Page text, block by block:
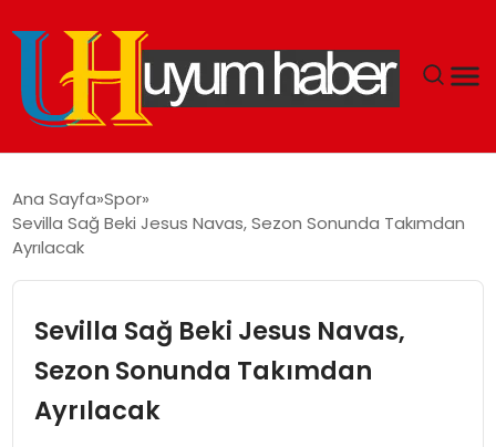
EKONOMI
SPOR
Ana Sayfa Spor
Sevilla Sağ Beki Jesus Navas, Sezon Sonunda Takımdan
Ayrılacak
Sevilla Sağ Beki Jesus Navas,
Sezon Sonunda Takımdan
Ayrılacak